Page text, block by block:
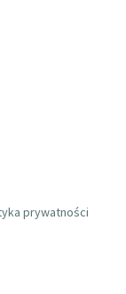
prywatności